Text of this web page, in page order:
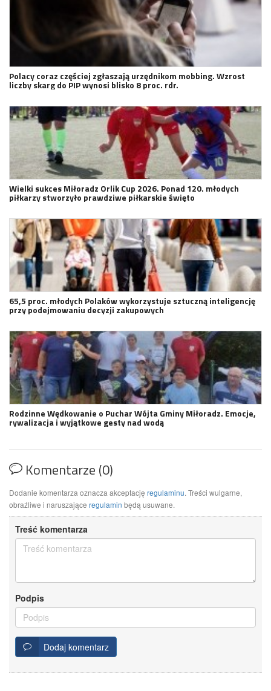
Polacy coraz częściej zgłaszają urzędnikom mobbing. Wzrost
liczby skarg do PIP wynosi blisko 8 proc. rdr.
Wielki sukces Miłoradz Orlik Cup 2026. Ponad 120. młodych
piłkarzy stworzyło prawdziwe piłkarskie święto
65,5 proc. młodych Polaków wykorzystuje sztuczną inteligencję
przy podejmowaniu decyzji zakupowych
Rodzinne Wędkowanie o Puchar Wójta Gminy Miłoradz. Emocje,
rywalizacja i wyjątkowe gesty nad wodą
Komentarze (0)
Dodanie komentarza oznacza akceptację regulaminu. Treści wulgarne,
obraźliwe i naruszające regulamin będą usuwane.
Treść komentarza
Podpis
Dodaj komentarz